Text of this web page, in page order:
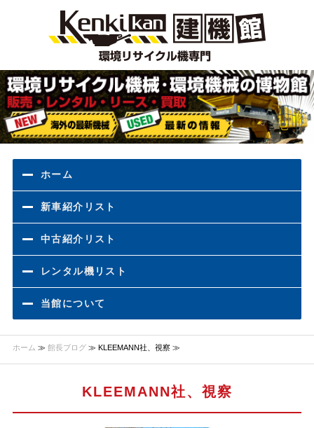
ホーム
新車紹介リスト
中古紹介リスト
レンタル機リスト
当館について
ホーム ≫ 館長ブログ≫ KLEEMANN社、視察 ≫
KLEEMANN社、視察